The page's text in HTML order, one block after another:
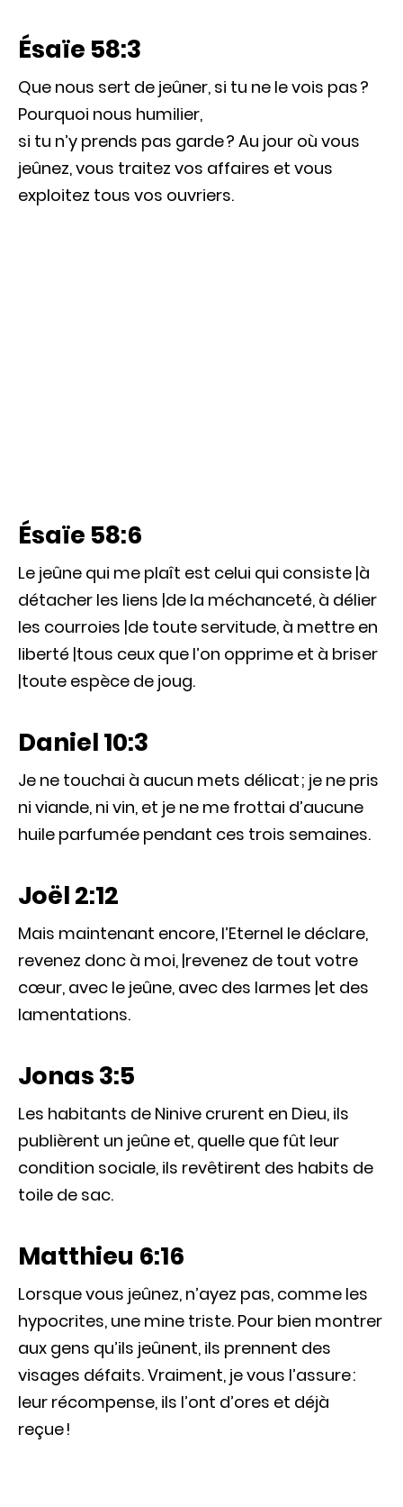
Ésaïe 58:3
Que nous sert de jeûner, si tu ne le vois pas ?
Pourquoi nous humilier,
si tu n’y prends pas garde ? Au jour où vous
jeûnez, vous traitez vos affaires et vous
exploitez tous vos ouvriers.
Ésaïe 58:6
Le jeûne qui me plaît est celui qui consiste |à
détacher les liens |de la méchanceté, à délier
les courroies |de toute servitude, à mettre en
liberté |tous ceux que l’on opprime et à briser
|toute espèce de joug.
Daniel 10:3
Je ne touchai à aucun mets délicat ; je ne pris
ni viande, ni vin, et je ne me frottai d’aucune
huile parfumée pendant ces trois semaines.
Joël 2:12
Mais maintenant encore, l’Eternel le déclare,
revenez donc à moi, |revenez de tout votre
cœur, avec le jeûne, avec des larmes |et des
lamentations.
Jonas 3:5
Les habitants de Ninive crurent en Dieu, ils
publièrent un jeûne et, quelle que fût leur
condition sociale, ils revêtirent des habits de
toile de sac.
Matthieu 6:16
Lorsque vous jeûnez, n’ayez pas, comme les
hypocrites, une mine triste. Pour bien montrer
aux gens qu’ils jeûnent, ils prennent des
visages défaits. Vraiment, je vous l’assure :
leur récompense, ils l’ont d’ores et déjà
reçue !